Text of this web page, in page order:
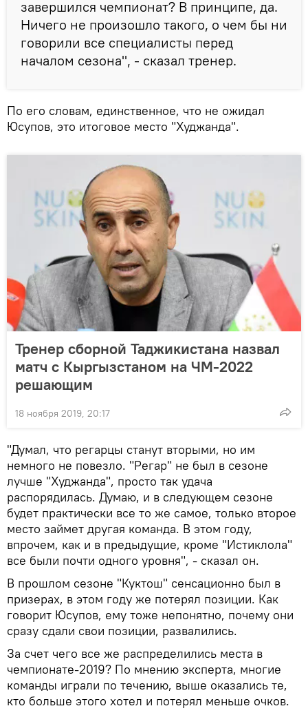
завершился чемпионат? В принципе, да.
Ничего не произошло такого, о чем бы ни
говорили все специалисты перед
началом сезона", - сказал тренер.
По его словам, единственное, что не ожидал
Юсупов, это итоговое место "Худжанда".
Тренер сборной Таджикистана назвал
матч с Кыргызстаном на ЧМ-2022
решающим
18 ноября 2019, 20:17
"Думал, что регарцы станут вторыми, но им
немного не повезло. "Регар" не был в сезоне
лучше "Худжанда", просто так удача
распорядилась. Думаю, и в следующем сезоне
будет практически все то же самое, только второе
место займет другая команда. В этом году,
впрочем, как и в предыдущие, кроме "Истиклола"
все были почти одного уровня", - сказал он.
В прошлом сезоне "Куктош" сенсационно был в
призерах, в этом году же потерял позиции. Как
говорит Юсупов, ему тоже непонятно, почему они
сразу сдали свои позиции, развалились.
За счет чего все же распределились места в
чемпионате-2019? По мнению эксперта, многие
команды играли по течению, выше оказались те,
кто больше этого хотел и потерял меньше очков.